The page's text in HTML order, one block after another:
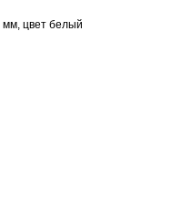
цвет белый